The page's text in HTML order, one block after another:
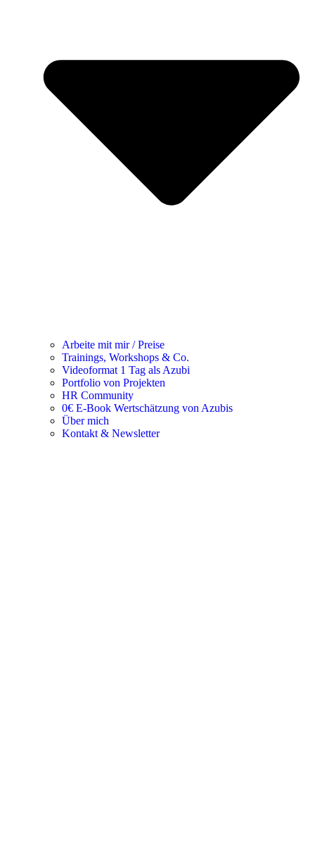
Arbeite mit mir / Preise
Trainings, Workshops & Co.
Videoformat 1 Tag als Azubi
Portfolio von Projekten
HR Community
0€ E-Book Wertschätzung von Azubis
Über mich
Kontakt & Newsletter